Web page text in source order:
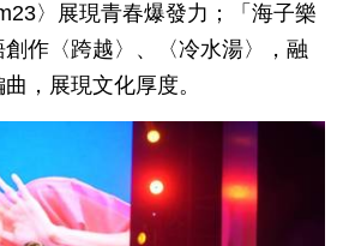
〉展現青春爆發力；「海子樂
作〈跨越〉、〈冷水湯〉，融
，展現文化厚度。